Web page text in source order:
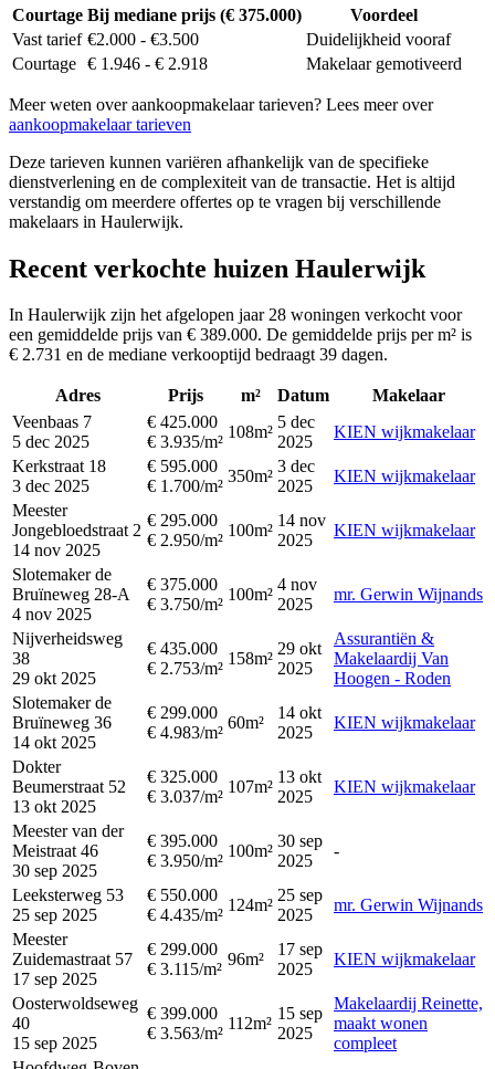
Courtage Bij mediane prijs (€ 375.000)
Voordeel
Vast tarief €2.000 - €3.500
Duidelijkheid vooraf
Courtage € 1.946 - € 2.918 Makelaar gemotiveerd
Meer weten over aankoopmakelaar tarieven? Lees meer over
aankoopmakelaar tarieven
Deze tarieven kunnen variëren afhankelijk van de specifieke
dienstverlening en de complexiteit van de transactie. Het is altijd
verstandig om meerdere offertes op te vragen bij verschillende
makelaars in Haulerwijk.
Recent verkochte huizen Haulerwijk
In Haulerwijk zijn het afgelopen jaar 28 woningen verkocht voor
een gemiddelde prijs van € 389.000. De gemiddelde prijs per m² is
€ 2.731 en de mediane verkooptijd bedraagt 39 dagen.
Adres Prijs m² Datum
Makelaar
Veenbaas 7
5 dec 2025
€ 425.000
€ 3.935/m²
108m²
5 dec
2025
KIEN wijkmakelaar
Kerkstraat 18
3 dec 2025
€ 595.000
€ 1.700/m²
350m²
3 dec
2025
KIEN wijkmakelaar
Meester
Jongebloedstraat 2
14 nov 2025
€ 295.000
€ 2.950/m²
100m²
14 nov
2025
KIEN wijkmakelaar
Slotemaker de
Bruïneweg 28-A
4 nov 2025
€ 375.000
€ 3.750/m²
100m²
4 nov
2025
mr. Gerwin Wijnands
Nijverheidsweg
38
29 okt 2025
€ 435.000
€ 2.753/m²
158m²
29 okt
2025
Assurantiën &
Makelaardij Van
Hoogen - Roden
Slotemaker de
Bruïneweg 36
14 okt 2025
€ 299.000
€ 4.983/m²
60m²
14 okt
2025
KIEN wijkmakelaar
Dokter
Beumerstraat 52
13 okt 2025
€ 325.000
€ 3.037/m²
107m²
13 okt
2025
KIEN wijkmakelaar
Meester van der
Meistraat 46
30 sep 2025
€ 395.000
€ 3.950/m²
100m²
30 sep
2025
-
Leeksterweg 53
25 sep 2025
€ 550.000
€ 4.435/m²
124m²
25 sep
2025
mr. Gerwin Wijnands
Meester
Zuidemastraat 57
17 sep 2025
€ 299.000
€ 3.115/m²
96m²
17 sep
2025
KIEN wijkmakelaar
Oosterwoldseweg
40
15 sep 2025
€ 399.000
€ 3.563/m²
112m²
15 sep
2025
Makelaardij Reinette,
maakt wonen
compleet